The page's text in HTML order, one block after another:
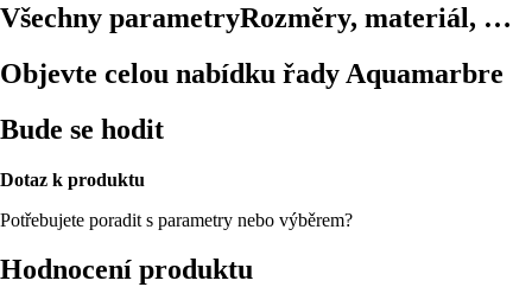
Všechny parametryRozměry, materiál, …
Objevte celou nabídku řady Aquamarbre
Bude se hodit
Dotaz k produktu
Potřebujete poradit s parametry nebo výběrem?
Hodnocení produktu